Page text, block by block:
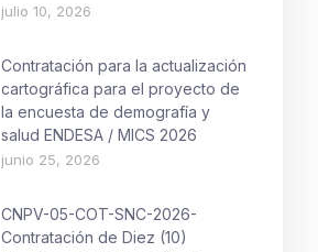
julio 10, 2026
Contratación para la actualización
cartográfica para el proyecto de
la encuesta de demografía y
salud ENDESA / MICS 2026
junio 25, 2026
CNPV-05-COT-SNC-2026-
Contratación de Diez (10)